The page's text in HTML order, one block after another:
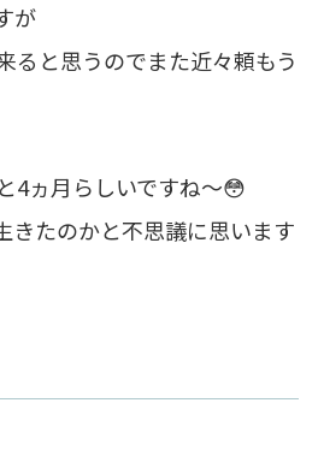
が
ると思うのでまた近々頼もう
4ヵ月らしいですね～😳
きたのかと不思議に思います